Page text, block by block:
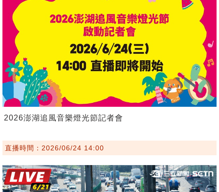
2026澎湖追風音樂燈光節記者會
直播時間：2026/06/24 14:00